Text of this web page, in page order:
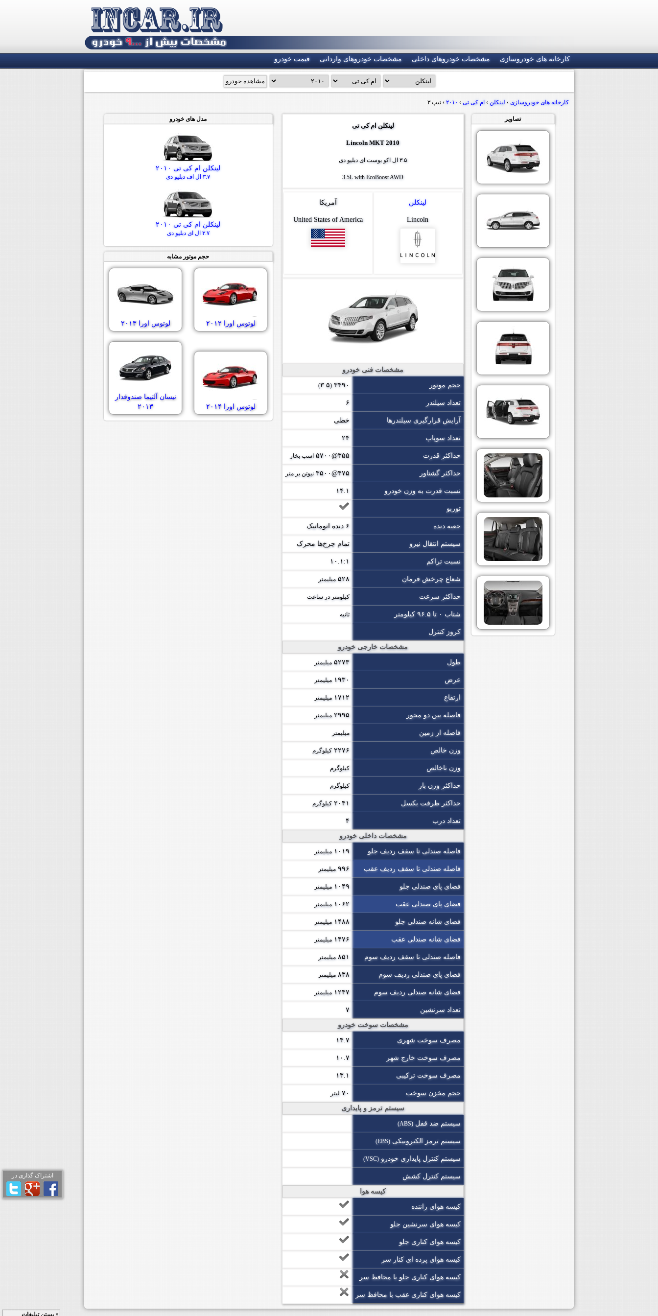
لینکلن ام کی تی
Lincoln MKT 2010
۳.۵ ال اکو بوست ای دبلیو دی
3.5L with EcoBoost AWD
لینکلن
Lincoln
آمریکا
United States of America
مشخصات فنی خودرو
حجم موتور ۳۴۹۰ (۳.۵)
تعداد سیلندر ۶
آرایش قرارگیری سیلندرها خطی
تعداد سوپاپ ۲۴
حداکثر قدرت ۳۵۵@۵۷۰۰ اسب بخار
حداکثر گشتاور ۴۷۵@۳۵۰۰ نیوتن بر متر
نسبت قدرت به وزن خودرو ۱۴.۱
توربو
جعبه دنده ۶ دنده اتوماتیک
سیستم انتقال نیرو تمام چرخ‌ها محرک
نسبت تراکم ۱۰.۱:۱
شعاع چرخش فرمان ۵۲۸ میلیمتر
حداکثر سرعت کیلومتر در ساعت
شتاب ۰ تا ۹۶.۵ کیلومتر ثانیه
کروز کنترل
مشخصات خارجی خودرو
طول ۵۲۷۳ میلیمتر
عرض ۱۹۳۰ میلیمتر
ارتفاع ۱۷۱۲ میلیمتر
فاصله بین دو محور ۲۹۹۵ میلیمتر
فاصله از زمین میلیمتر
وزن خالص ۲۲۷۶ کیلوگرم
وزن ناخالص کیلوگرم
حداکثر وزن بار کیلوگرم
حداکثر ظرفت بکسل ۲۰۴۱ کیلوگرم
تعداد درب ۴
مشخصات داخلی خودرو
فاصله صندلی تا سقف ردیف جلو ۱۰۱۹ میلیمتر
فاصله صندلی تا سقف ردیف عقب ۹۹۶ میلیمتر
فضای پای صندلی جلو ۱۰۴۹ میلیمتر
فضای پای صندلی عقب ۱۰۶۲ میلیمتر
فضای شانه صندلی جلو ۱۴۸۸ میلیمتر
فضای شانه صندلی عقب ۱۴۷۶ میلیمتر
فاصله صندلی تا سقف ردیف سوم ۸۵۱ میلیمتر
فضای پای صندلی ردیف سوم ۸۳۸ میلیمتر
فضای شانه صندلی ردیف سوم ۱۲۴۷ میلیمتر
تعداد سرنشین ۷
مشخصات سوخت خودرو
مصرف سوخت شهری ۱۴.۷
مصرف سوخت خارج شهر ۱۰.۷
مصرف سوخت ترکیبی ۱۳.۱
حجم مخزن سوخت ۷۰ لیتر
سیستم ترمز و پایداری
سیستم ضد قفل(ABS)
سیستم ترمز الکترونیکی(EBS)
سیستم کنترل پایداری خودرو(VSC)
سیستم کنترل کشش
کیسه هوا
کیسه هوای راننده
کیسه هوای سرنشین جلو
کیسه هوای کناری جلو
کیسه هوای پرده ای کنار سر
کیسه هوای کناری جلو با محافظ سر
کیسه هوای کناری عقب با محافظ سر
تصاویر مدل های خودرو
لینکلن ام کی تی ۲۰۱۰
۳.۷ ال اف دبلیو دی
لینکلن ام کی تی ۲۰۱۰
۳.۷ ال ای دبلیو دی
حجم موتور مشابه
لوتوس اورا ۲۰۱۲ لوتوس اورا ۲۰۱۳
لوتوس اورا ۲۰۱۴
نیسان آلتیما صندوقدار
۲۰۱۳
کارخانه های خودروسازی › لینکلن › ام کی تی › ۲۰۱۰ › تیپ ۳
کارخانه های خودروسازی مشخصات خودروهای داخلی مشخصات خودروهای وارداتی قیمت خودرو
× بستن تبلیغات
اشتراک گذاری در